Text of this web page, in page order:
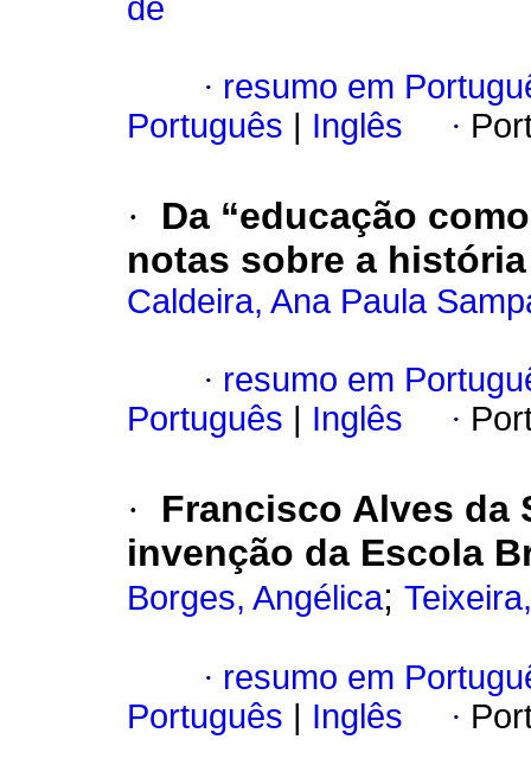
de
· resumo em
Português
Inglês ·
·
Da “educação
notas sobre a
Caldeira, Ana Paula
· resumo em
Português
Inglês ·
·
Francisco Alves da
invenção da Escola
Borges, Angélica;
· resumo em
Português
Inglês ·